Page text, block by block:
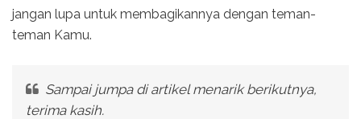
jangan lupa untuk membagikannya dengan teman-
teman Kamu.
Sampai jumpa di artikel menarik berikutnya,
terima kasih.